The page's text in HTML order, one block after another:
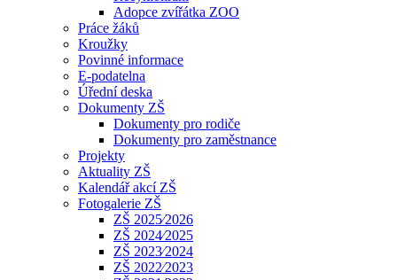
Adopce zvířátka ZOO
Práce žáků
Kroužky
Povinné informace
E-podatelna
Úřední deska
Dokumenty ZŠ
Dokumenty pro rodiče
Dokumenty pro zaměstnance
Projekty
Aktuality ZŠ
Kalendář akcí ZŠ
Fotogalerie ZŠ
ZŠ 2025⁄2026
ZŠ 2024⁄2025
ZŠ 2023⁄2024
ZŠ 2022⁄2023